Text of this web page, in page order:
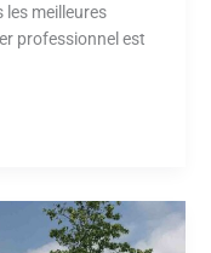
les meilleures
professionnel est